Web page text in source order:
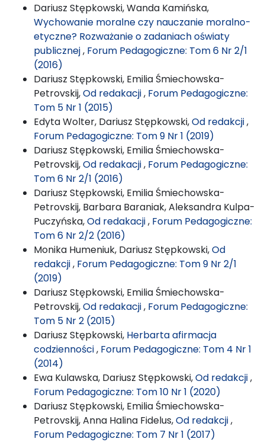
Dariusz Stępkowski, Wanda Kamińska,
Wychowanie moralne czy nauczanie moralno-
etyczne? Rozważanie o zadaniach oświaty
publicznej, Forum Pedagogiczne: Tom 6 Nr 2/1
(2016)
Dariusz Stępkowski, Emilia Śmiechowska-
Petrovskij,Od redakacji, Forum Pedagogiczne:
Tom 5 Nr 1 (2015)
Edyta Wolter, Dariusz Stępkowski,Od redakcji,
Forum Pedagogiczne: Tom 9 Nr 1 (2019)
Dariusz Stępkowski, Emilia Śmiechowska-
Petrovskij,Od redakacji, Forum Pedagogiczne:
Tom 6 Nr 2/1 (2016)
Dariusz Stępkowski, Emilia Śmiechowska-
Petrovskij, Barbara Baraniak, Aleksandra Kulpa-
Puczyńska,Od redakacji, Forum Pedagogiczne:
Tom 6 Nr 2/2 (2016)
Monika Humeniuk, Dariusz Stępkowski,Od
redakcji, Forum Pedagogiczne: Tom 9 Nr 2/1
(2019)
Dariusz Stępkowski, Emilia Śmiechowska-
Petrovskij,Od redakacji, Forum Pedagogiczne:
Tom 5 Nr 2 (2015)
Dariusz Stępkowski, Herbarta afirmacja
codzienności, Forum Pedagogiczne: Tom 4 Nr 1
(2014)
Ewa Kulawska, Dariusz Stępkowski,Od redakcji,
Forum Pedagogiczne: Tom 10 Nr 1 (2020)
Dariusz Stępkowski, Emilia Śmiechowska-
Petrovskij, Anna Halina Fidelus,Od redakcji,
Forum Pedagogiczne: Tom 7 Nr 1 (2017)